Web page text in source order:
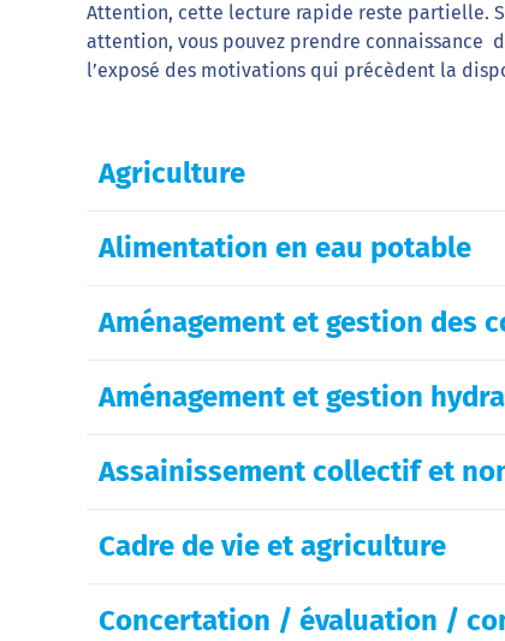
Attention, cette lecture rapide reste partielle.
attention, vous pouvez prendre connaissance
l’exposé des motivations qui précèdent la
Agriculture
Alimentation en eau potable
Aménagement et gestion des
Aménagement et gestion
Assainissement collectif et
Cadre de vie et agriculture
Concertation / évaluation /